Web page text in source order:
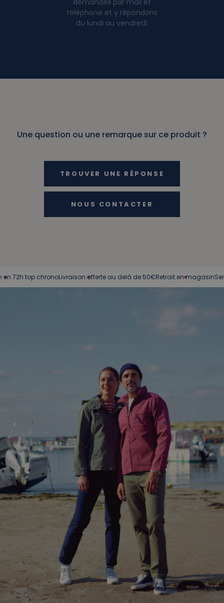
téléphone et y répondons
du lundi au vendredi.
Une question ou une remarque sur ce produit ?
TROUVER UNE RÉPONSE
NOUS CONTACTER
top chrono Livraison offerte au delà de 50€ Retrait en magasinService